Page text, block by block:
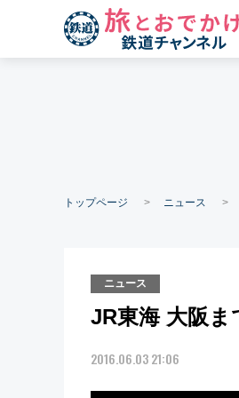
トップページ ニュース
ニュース
JR東海 大阪ま
2016.06.03 21:06